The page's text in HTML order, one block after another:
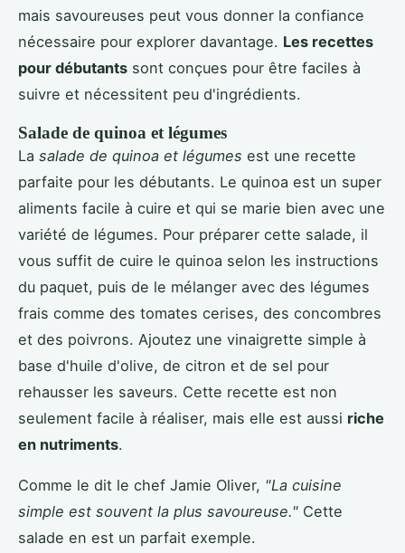
mais savoureuses peut vous donner la confiance
nécessaire pour explorer davantage. Les recettes
pour débutants sont conçues pour être faciles à
suivre et nécessitent peu d'ingrédients.
Salade de quinoa et légumes
La salade de quinoa et légumes est une recette
parfaite pour les débutants. Le quinoa est un super
aliments facile à cuire et qui se marie bien avec une
variété de légumes. Pour préparer cette salade, il
vous suffit de cuire le quinoa selon les instructions
du paquet, puis de le mélanger avec des légumes
frais comme des tomates cerises, des concombres
et des poivrons. Ajoutez une vinaigrette simple à
base d'huile d'olive, de citron et de sel pour
rehausser les saveurs. Cette recette est non
seulement facile à réaliser, mais elle est aussi riche
en nutriments.
Comme le dit le chef Jamie Oliver, "La cuisine
simple est souvent la plus savoureuse." Cette
salade en est un parfait exemple.